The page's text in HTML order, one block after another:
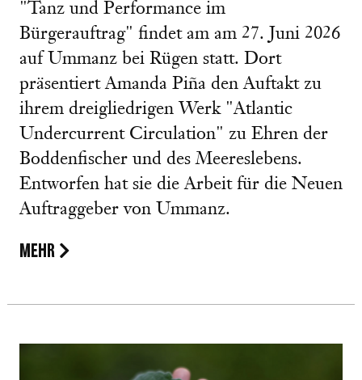
"Tanz und Performance im
Bürgerauftrag" findet am am 27. Juni 2026
auf Ummanz bei Rügen statt. Dort
präsentiert Amanda Piña den Auftakt zu
ihrem dreigliedrigen Werk "Atlantic
Undercurrent Circulation" zu Ehren der
Boddenfischer und des Meereslebens.
Entworfen hat sie die Arbeit für die Neuen
Auftraggeber von Ummanz.
MEHR